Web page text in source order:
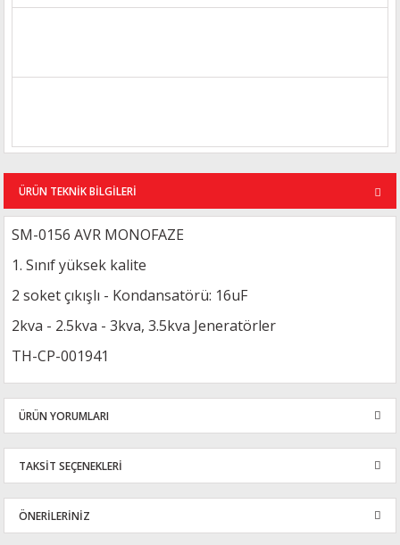
ÜRÜN TEKNİK BİLGİLERİ
SM-0156 AVR MONOFAZE
1. Sınıf yüksek kalite
2 soket çıkışlı - Kondansatörü: 16uF
2kva - 2.5kva - 3kva, 3.5kva Jeneratörler
TH-CP-001941
ÜRÜN YORUMLARI
Bu ürüne ilk yorumu siz yapın!
TAKSİT SEÇENEKLERİ
ÖNERİLERİNİZ